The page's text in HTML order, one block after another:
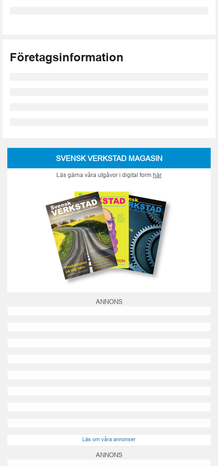
Företagsinformation
SVENSK VERKSTAD MAGASIN
Läs gärna våra utgåvor i digital form här
ANNONS
Läs om våra annonser
ANNONS